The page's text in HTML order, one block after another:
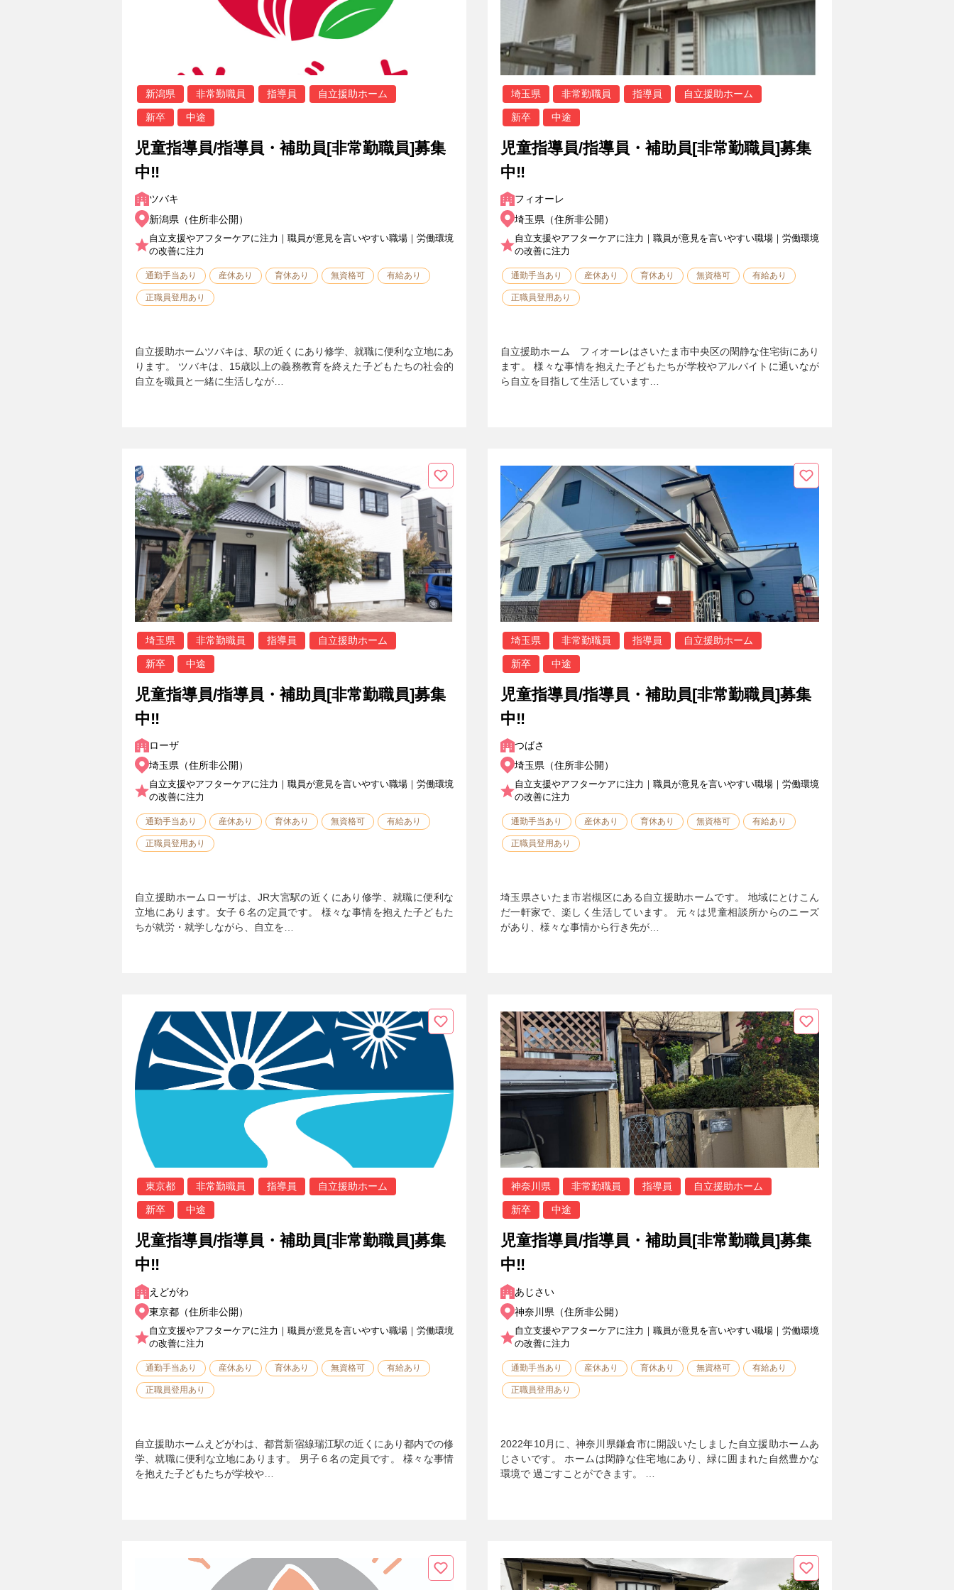
新潟県 非常勤職員 指導員 自立援助ホーム
新卒 中途
児童指導員/指導員・補助員[非常勤職員]募集
中‼
ツバキ
新潟県（住所非公開）
自立支援やアフターケアに注力｜職員が意見を言いやすい職場｜労働環境
の改善に注力
通勤手当あり 産休あり 育休あり 無資格可 有給あり
正職員登用あり
自立援助ホームツバキは、駅の近くにあり修学、就職に便利な立地にあ
ります。 ツバキは、15歳以上の義務教育を終えた子どもたちの社会的
自立を職員と一緒に生活しなが…
埼玉県 非常勤職員 指導員 自立援助ホーム
新卒 中途
児童指導員/指導員・補助員[非常勤職員]募集
中‼
フィオーレ
埼玉県（住所非公開）
自立支援やアフターケアに注力｜職員が意見を言いやすい職場｜労働環境
の改善に注力
通勤手当あり 産休あり 育休あり 無資格可 有給あり
正職員登用あり
自立援助ホーム フィオーレはさいたま市中央区の閑静な住宅街にあり
ます。 様々な事情を抱えた子どもたちが学校やアルバイトに通いなが
ら自立を目指して生活しています…
埼玉県 非常勤職員 指導員 自立援助ホーム
新卒 中途
児童指導員/指導員・補助員[非常勤職員]募集
中‼
ローザ
埼玉県（住所非公開）
自立支援やアフターケアに注力｜職員が意見を言いやすい職場｜労働環境
の改善に注力
通勤手当あり 産休あり 育休あり 無資格可 有給あり
正職員登用あり
自立援助ホームローザは、JR大宮駅の近くにあり修学、就職に便利な
立地にあります。女子６名の定員です。 様々な事情を抱えた子どもた
ちが就労・就学しながら、自立を…
埼玉県 非常勤職員 指導員 自立援助ホーム
新卒 中途
児童指導員/指導員・補助員[非常勤職員]募集
中‼
つばさ
埼玉県（住所非公開）
自立支援やアフターケアに注力｜職員が意見を言いやすい職場｜労働環境
の改善に注力
通勤手当あり 産休あり 育休あり 無資格可 有給あり
正職員登用あり
埼玉県さいたま市岩槻区にある自立援助ホームです。 地域にとけこん
だ一軒家で、楽しく生活しています。 元々は児童相談所からのニーズ
があり、様々な事情から行き先が…
東京都 非常勤職員 指導員 自立援助ホーム
新卒 中途
児童指導員/指導員・補助員[非常勤職員]募集
中‼
えどがわ
東京都（住所非公開）
自立支援やアフターケアに注力｜職員が意見を言いやすい職場｜労働環境
の改善に注力
通勤手当あり 産休あり 育休あり 無資格可 有給あり
正職員登用あり
自立援助ホームえどがわは、都営新宿線瑞江駅の近くにあり都内での修
学、就職に便利な立地にあります。 男子６名の定員です。 様々な事情
を抱えた子どもたちが学校や…
神奈川県 非常勤職員 指導員 自立援助ホーム
新卒 中途
児童指導員/指導員・補助員[非常勤職員]募集
中‼
あじさい
神奈川県（住所非公開）
自立支援やアフターケアに注力｜職員が意見を言いやすい職場｜労働環境
の改善に注力
通勤手当あり 産休あり 育休あり 無資格可 有給あり
正職員登用あり
2022年10月に、神奈川県鎌倉市に開設いたしました自立援助ホームあ
じさいです。 ホームは閑静な住宅地にあり、緑に囲まれた自然豊かな
環境で 過ごすことができます。 …